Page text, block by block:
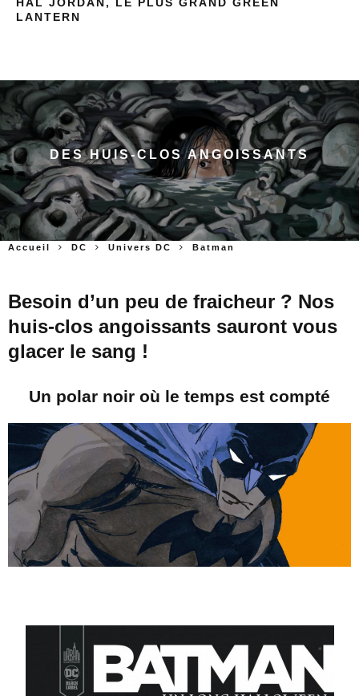
LANTERN
DES HUIS-CLOS ANGOISSANTS
Accueil DC Univers DC Batman
Besoin d’un peu de fraicheur ? Nos
huis-clos angoissants sauront vous
glacer le sang !
Un polar noir où le temps est compté